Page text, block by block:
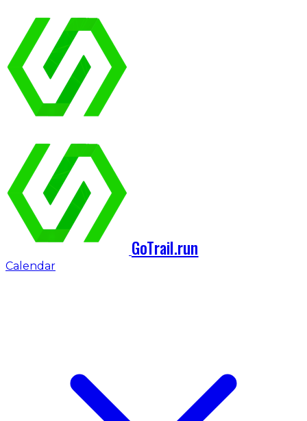
GoTrail.run
Calendar